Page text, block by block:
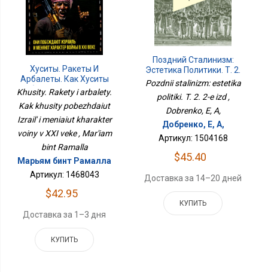
Хуситы. Ракеты И
Арбалеты. Как Хуситы
Побеждают Израиль И
Меняют Характер Войны
В XXI Веке
Khusity. Rakety i arbalety.
Kak khusity pobezhdaiut
Izrail' i meniaiut kharakter
voiny v XXI veke , Mar'iam
bint Ramalla
Марьям бинт Рамалла
Артикул: 1468043
$42.95
Доставка за 1–3 дня
КУПИТЬ
Поздний Сталинизм:
Эстетика Политики. Т. 2.
2-Е Изд
Pozdnii stalinizm: estetika
politiki. T. 2. 2-e izd ,
Dobrenko, E, A,
Добренко, Е, А,
Артикул: 1504168
$45.40
Доставка за 14–20 дней
КУПИТЬ